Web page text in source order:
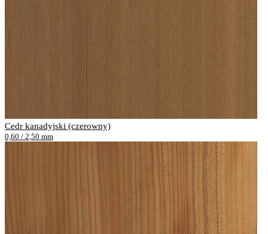
Cedr kanadyjski (czerowny)
0,60 / 2,50 mm